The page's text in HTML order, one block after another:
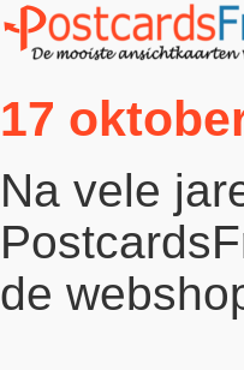
17
Na vele
de